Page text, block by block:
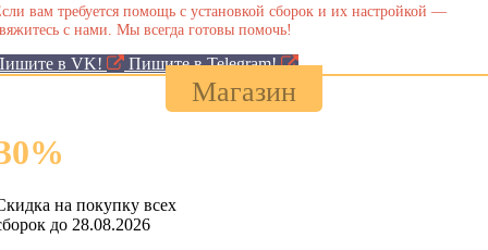
вам требуется помощь с установкой сборок и их настройкой —
с нами. Мы всегда готовы помочь!
в VK! Пишите в Telegram!
Магазин
%
на покупку всех
до 28.08.2026